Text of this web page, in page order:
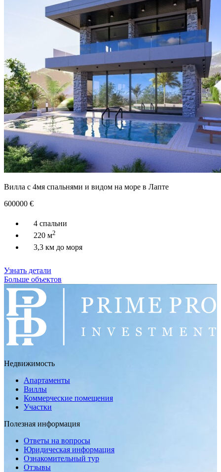
Вилла с 4мя спальнями и видом на море в Лапте
600000 €
4 спальни
220 м2
3,3 км до моря
Узнать детали
Больше объектов
Недвижимость
Апартаменты
Виллы
Коммерческие помещения
Участки
Полезная информация
Ответы на вопросы
Юридическая информация
Ознакомительный тур
Отзывы